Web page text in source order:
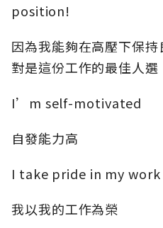
position!
因為我能夠在高壓下保
對是這份工作的最佳人選
I’m self-motivated
自發能力高
I take pride in my work
我以我的工作為榮